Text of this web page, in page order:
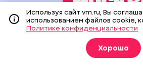
Издание создано при финансовой
средств массовой информации и
На сайте применяются
(информационные технологии
Используя сайт vm.ru, Вы
использованием файлов cookie,
Политике конфиденциальности
Хорошо